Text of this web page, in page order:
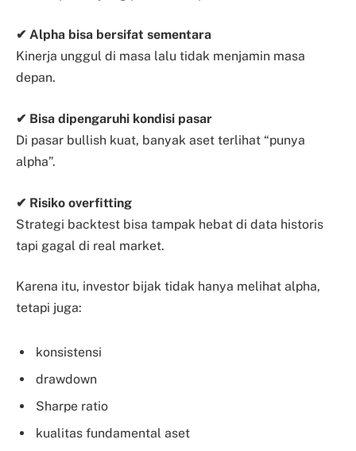
✔ Alpha bisa bersifat sementara
Kinerja unggul di masa lalu tidak menjamin masa
depan.
✔ Bisa dipengaruhi kondisi pasar
Di pasar bullish kuat, banyak aset terlihat “punya
alpha”.
✔ Risiko overfitting
Strategi backtest bisa tampak hebat di data historis
tapi gagal di real market.
Karena itu, investor bijak tidak hanya melihat alpha,
tetapi juga:
konsistensi
drawdown
Sharpe ratio
kualitas fundamental aset